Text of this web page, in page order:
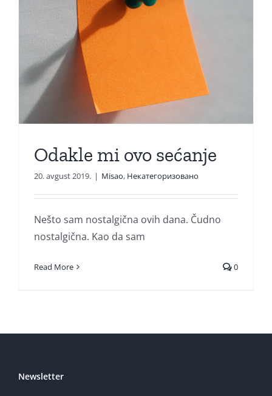
Odakle mi ovo sećanje
20. avgust 2019. | Misao, Некатегоризовано
Nešto sam nostalgična ovih dana. Čudno
nostalgična. Kao da sam
Read More 0
Newsletter